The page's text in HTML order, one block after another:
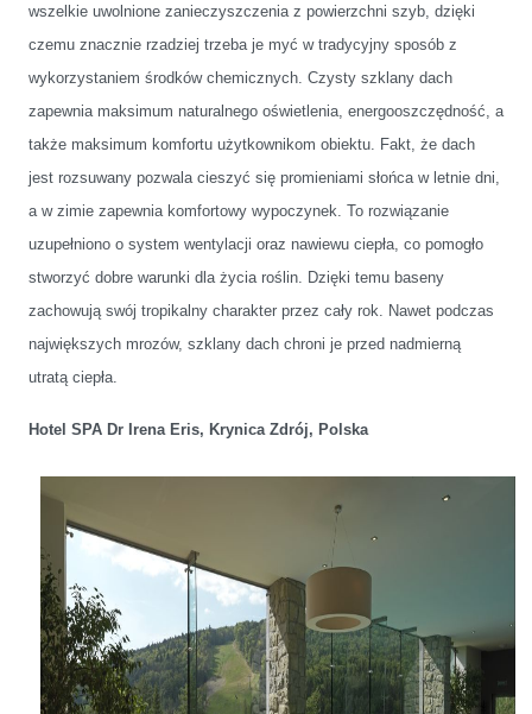
wszelkie uwolnione zanieczyszczenia z powierzchni szyb, dzięki
czemu znacznie rzadziej trzeba je myć w tradycyjny sposób z
wykorzystaniem środków chemicznych. Czysty szklany dach
zapewnia maksimum naturalnego oświetlenia, energooszczędność, a
także maksimum komfortu użytkownikom obiektu. Fakt, że dach
jest rozsuwany pozwala cieszyć się promieniami słońca w letnie dni,
a w zimie zapewnia komfortowy wypoczynek. To rozwiązanie
uzupełniono o system wentylacji oraz nawiewu ciepła, co pomogło
stworzyć dobre warunki dla życia roślin. Dzięki temu baseny
zachowują swój tropikalny charakter przez cały rok. Nawet podczas
największych mrozów, szklany dach chroni je przed nadmierną
utratą ciepła.
Hotel SPA Dr Irena Eris, Krynica Zdrój, Polska